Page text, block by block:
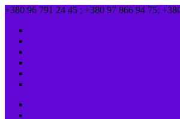
+380 96 791 24 45 ; +380 97 866 94 75;